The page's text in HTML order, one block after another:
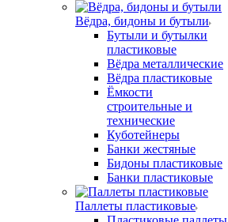
Вёдра, бидоны и бутыли
Бутыли и бутылки
пластиковые
Вёдра металлические
Вёдра пластиковые
Ёмкости
строительные и
технические
Куботейнеры
Банки жестяные
Бидоны пластиковые
Банки пластиковые
Паллеты пластиковые